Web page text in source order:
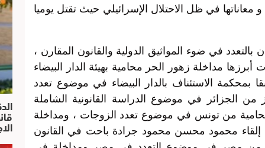
و معاناتها في ظل الاحتلال الإسرائيلي حيث تقتل يوميا
في ضوء المواثيق الدولية والقانون المقارن ،
مداخلة زهور الحر محامية بهيئة الدار البيضاء
الاستئناف بالدار البيضاء في موضوع تعدد
الجزائر في موضوع الدراسة القانونية الشاملة
محامية من تونس في موضوع تعدد الزوجات ، ومداخلة
محمود محسن محمود جرادة باحت في القانون